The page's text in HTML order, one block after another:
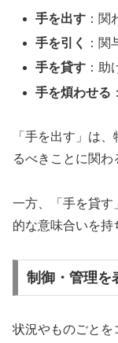
手を出す ：関
手を引く
：関
手を貸す ：助
手を煩わせる
「手を出す」は
るべきことに関わ
一方、「手を貸す
的な意味合いを持
制御・管理を
状況やものごとを